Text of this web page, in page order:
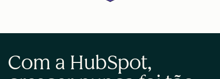
Com a HubSpot,